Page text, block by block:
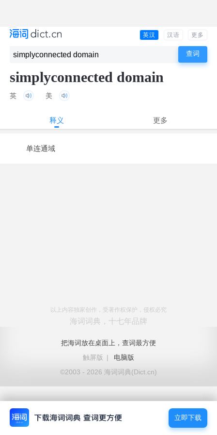
英汉 汉语 更多
simplyconnected domain
英 美
释义 更多
单连通域
以上内容独家创作，受著作权保护，侵权必究
海词词典，十七年品牌
把海词放在桌面上，查词最方便
触屏版
|
电脑版
©2003 - 2026 海词词典(Dict.cn)
立即下载
立即下载